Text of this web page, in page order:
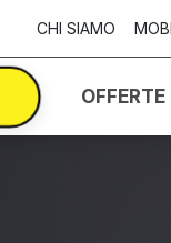
CHI SIAMO
OFFERTE